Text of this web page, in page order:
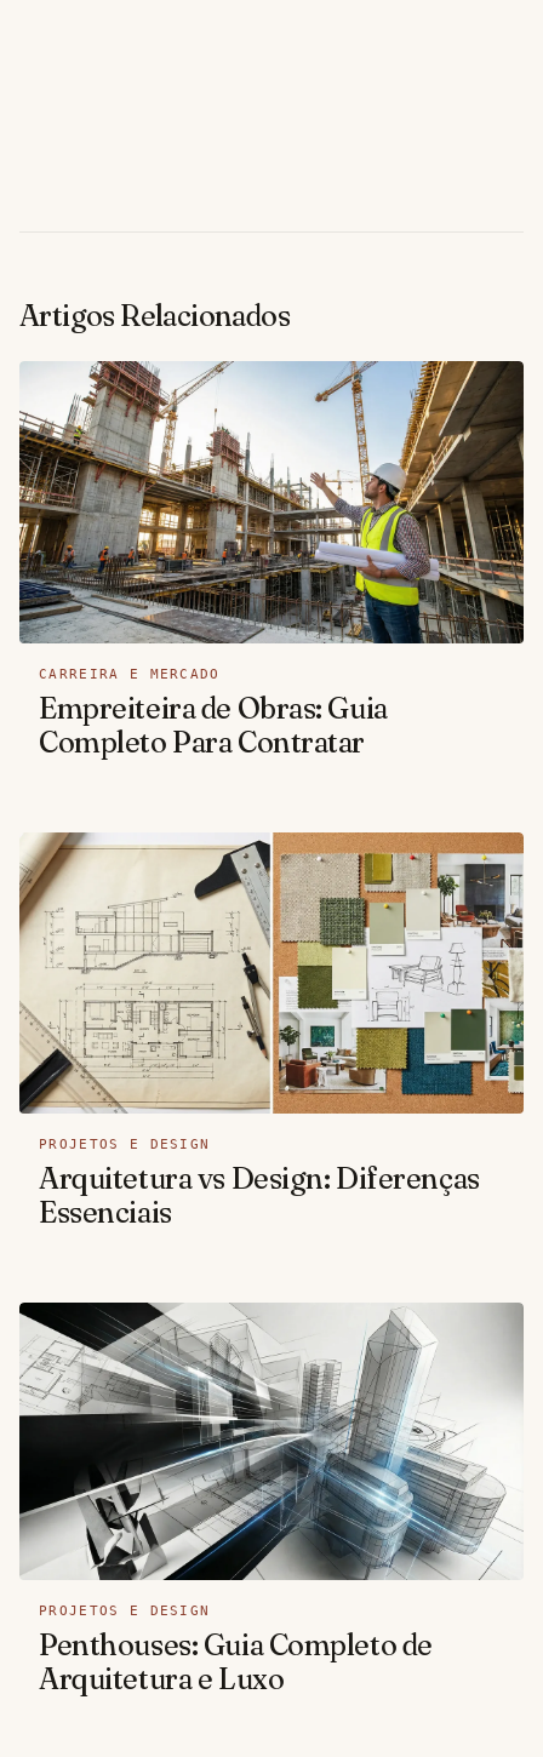
Artigos Relacionados
CARREIRA E MERCADO
Empreiteira de Obras: Guia
Completo Para Contratar
PROJETOS E DESIGN
Arquitetura vs Design: Diferenças
Essenciais
PROJETOS E DESIGN
Penthouses: Guia Completo de
Arquitetura e Luxo